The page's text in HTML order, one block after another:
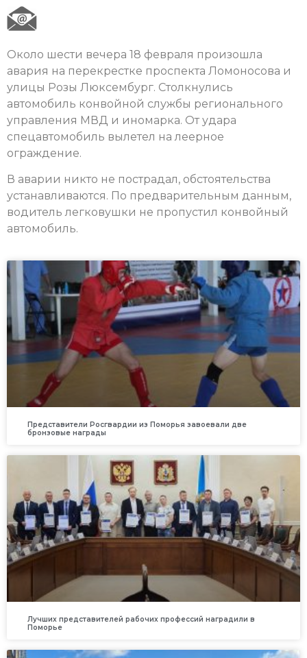
Около шести вечера 18 февраля произошла
авария на перекрестке проспекта Ломоносова и
улицы Розы Люксембург. Столкнулись
автомобиль конвойной службы регионального
управления МВД и иномарка. От удара
спецавтомобиль вылетел на леерное
ограждение.
В аварии никто не пострадал, обстоятельства
устанавливаются. По предварительным данным,
водитель легковушки не пропустил конвойный
автомобиль.
Представители Росгвардии из Поморья завоевали две
бронзовые награды
Лучших представителей рабочих профессий наградили в
Поморье